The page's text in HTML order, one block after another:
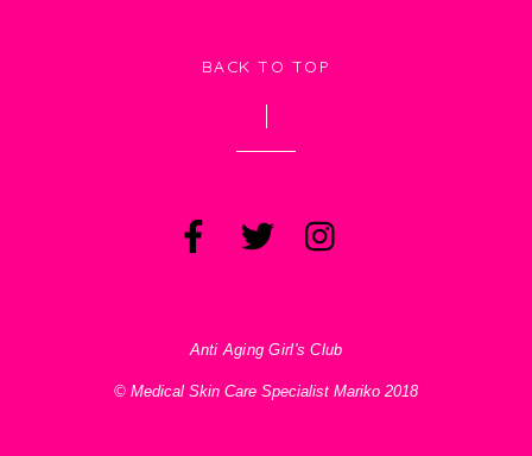
BACK TO TOP
Anti Aging Girl's Club
© Medical Skin Care Specialist Mariko 2018